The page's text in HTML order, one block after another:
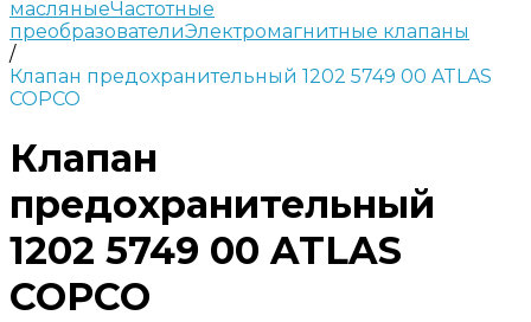
масляныеЧастотные
преобразователиЭлектромагнитные клапаны
/
Клапан предохранительный 1202 5749 00 ATLAS
COPCO
Клапан
предохранительный
1202 5749 00 ATLAS
COPCO